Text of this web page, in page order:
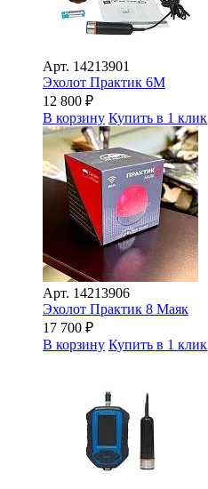
Арт. 14213901
Эхолот Практик 6М
12 800 ₽
В корзину Купить в 1 клик
Арт. 14213906
Эхолот Практик 8 Маяк
17 700 ₽
В корзину Купить в 1 клик